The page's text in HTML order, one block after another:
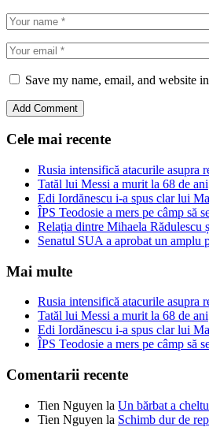
Save my name, email, and website
Cele mai recente
Rusia intensifică atacurile
Tatăl lui Messi a murit la 68 de ani
Edi Iordănescu i-a spus clar lui
ÎPS Teodosie a mers pe câmp să
Relația dintre Mihaela
Senatul SUA a aprobat un amplu
Mai multe
Rusia intensifică atacurile
Tatăl lui Messi a murit la 68 de ani
Edi Iordănescu i-a spus clar lui
ÎPS Teodosie a mers pe câmp să
Comentarii recente
Tien Nguyen la Un bărbat a
Tien Nguyen la Schimb dur de